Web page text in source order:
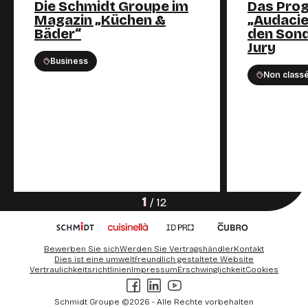
Die Schmidt Groupe im
Magazin „Küchen &
Bäder“
Business
Das
den
Jury
Non
1 / 12
Schmidt Groupe ©2026 - Alle Rechte vorbehalten
Bewerben Sie sichWerden Sie VertragshändlerKontakt
Dies ist eine umweltfreundlich gestaltete Website
VertraulichkeitsrichtlinienImpressumErschwinglichkeitCookies
Facebook
LinkedIn
Youtube